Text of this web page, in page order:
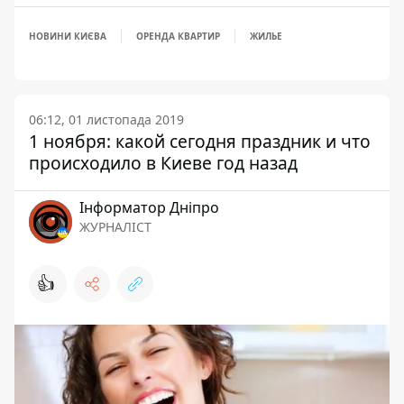
НОВИНИ КИЄВА ОРЕНДА КВАРТИР ЖИЛЬЕ
06:12, 01 листопада 2019
1 ноября: какой сегодня праздник и что
происходило в Киеве год назад
Інформатор Дніпро
ЖУРНАЛІСТ
👍